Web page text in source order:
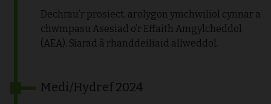
Dechrau’r prosiect, arolygon ymchwiliol cynnar a
chwmpasu Asesiad o’r Effaith Amgylcheddol
(AEA). Siarad â rhanddeiliaid allweddol.
Medi/Hydref 2024